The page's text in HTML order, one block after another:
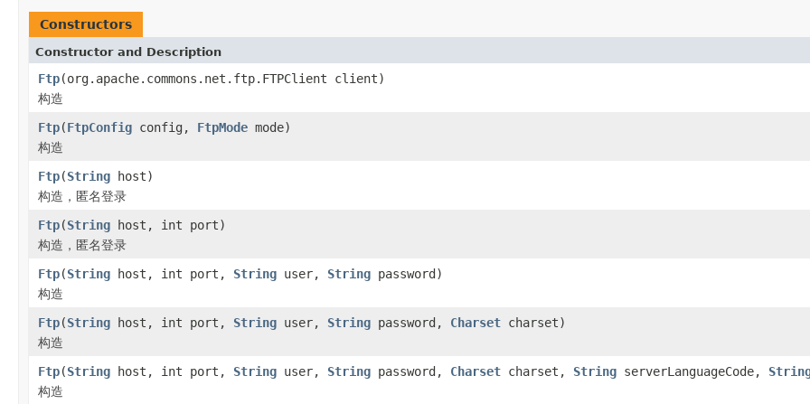
Constructors
Constructor and Description
Ftp(org.apache.commons.net.ftp.FTPClient client)
构造
Ftp(FtpConfig config, FtpMode mode)
构造
Ftp(String host)
构造，匿名登录
Ftp(String host, int port)
构造，匿名登录
Ftp(String host, int port, String user, String password)
构造
Ftp(String host, int port, String user, String password, Charset charset)
构造
Ftp(String host, int port, String user, String password, Charset charset, String serverLanguageCode,
构造